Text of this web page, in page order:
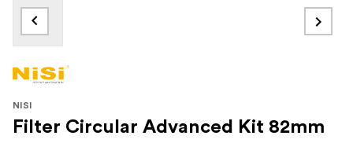
NISI
Filter Circular Advanced Kit 82mm